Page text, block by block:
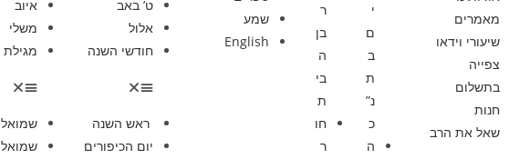
מאמרים
שיעורי וידאו
צפייה
בתשלום
חנות
שאל את הרב
י
ם
ב
ת
נ”
כ
ה
ר
בן
ה
בי
ת
חו
ר
שמע
English
ט’ באב
אלול
חודשי השנה
ראש השנה
יום הכיפורים
איוב
משלי
מגילת
שמואל
שמואל